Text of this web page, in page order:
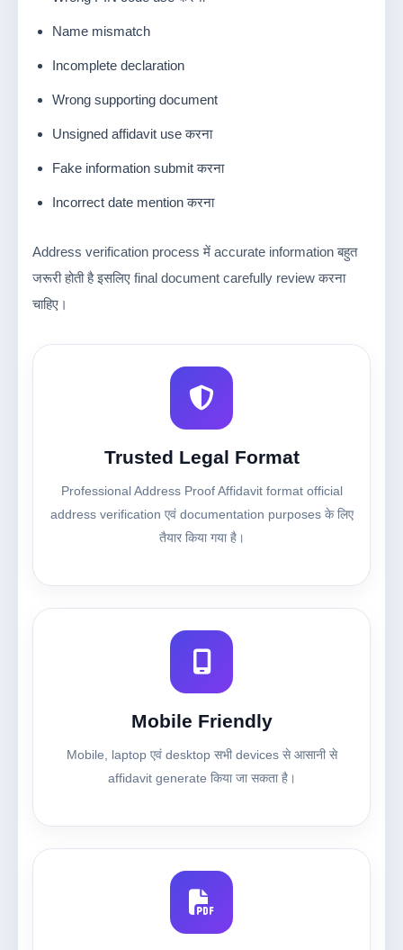
Name mismatch
Incomplete declaration
Wrong supporting document
Unsigned affidavit use करना
Fake information submit करना
Incorrect date mention करना
Address verification process में accurate information बहुत
जरूरी होती है इसलिए final document carefully review करना
चाहिए।
Trusted Legal Format
Professional Address Proof Affidavit format official
address verification एवं documentation purposes के लिए
तैयार किया गया है।
Mobile Friendly
Mobile, laptop एवं desktop सभी devices से आसानी से
affidavit generate किया जा सकता है।